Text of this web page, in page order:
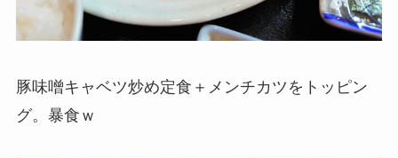
豚味噌キャベツ炒め定食＋メンチカツをトッピン
グ。暴食ｗ